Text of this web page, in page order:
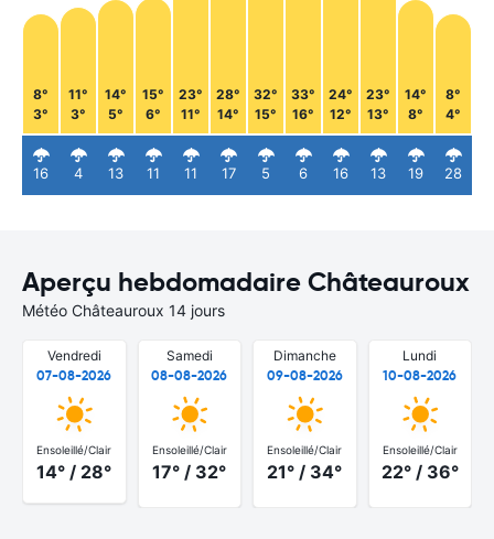
8°
3°
16
11°
3°
4
14°
5°
13
15°
6°
11
23°
11°
11
28°
14°
17
32°
15°
5
33°
16°
6
24°
12°
16
23°
13°
13
14°
8°
19
8°
4°
28
Aperçu hebdomadaire Châteauroux
Météo Châteauroux 14 jours
Vendredi
07-08-2026
Ensoleillé/Clair
14° / 28°
Samedi
08-08-2026
Ensoleillé/Clair
17° / 32°
Dimanche
09-08-2026
Ensoleillé/Clair
21° / 34°
Lundi
10-08-2026
Ensoleillé/Clair
22° / 36°